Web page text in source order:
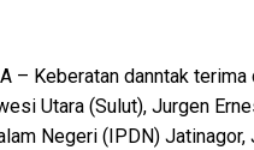
– Keberatan danntak
Utara (Sulut), Jurgen
Negeri (IPDN) Jatinagor,